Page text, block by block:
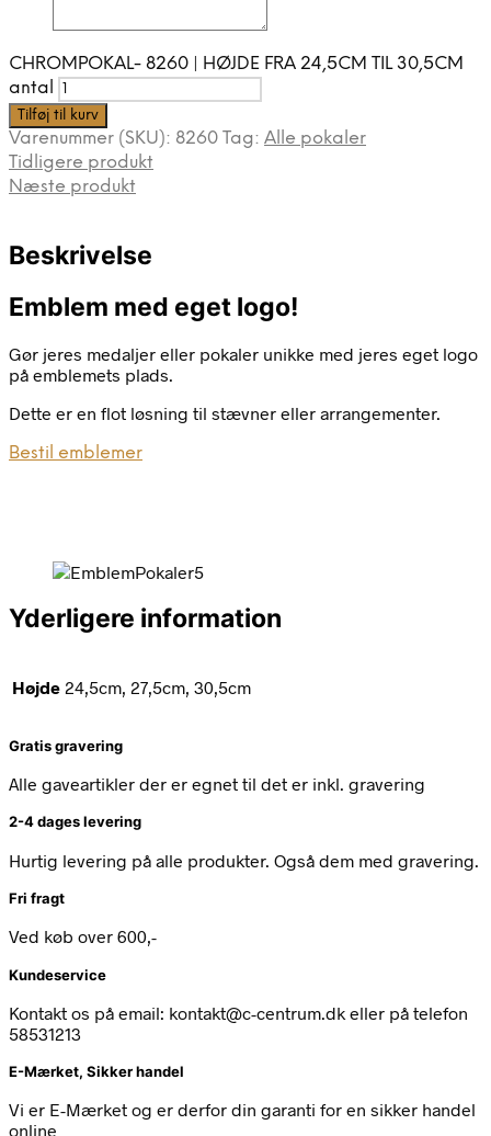
CHROMPOKAL- 8260 | HØJDE FRA 24,5CM TIL 30,5CM
antal
Tilføj til kurv
Varenummer (SKU): 8260 Tag: Alle pokaler
Tidligere produkt
Næste produkt
Beskrivelse
Emblem med eget logo!
Gør jeres medaljer eller pokaler unikke med jeres eget logo
på emblemets plads.
Dette er en flot løsning til stævner eller arrangementer.
Bestil emblemer
Yderligere information
Højde 24,5cm, 27,5cm, 30,5cm
Gratis gravering
Alle gaveartikler der er egnet til det er inkl. gravering
2-4 dages levering
Hurtig levering på alle produkter. Også dem med gravering.
Fri fragt
Ved køb over 600,-
Kundeservice
Kontakt os på email: kontakt@c-centrum.dk eller på telefon
58531213
E-Mærket, Sikker handel
Vi er E-Mærket og er derfor din garanti for en sikker handel
online